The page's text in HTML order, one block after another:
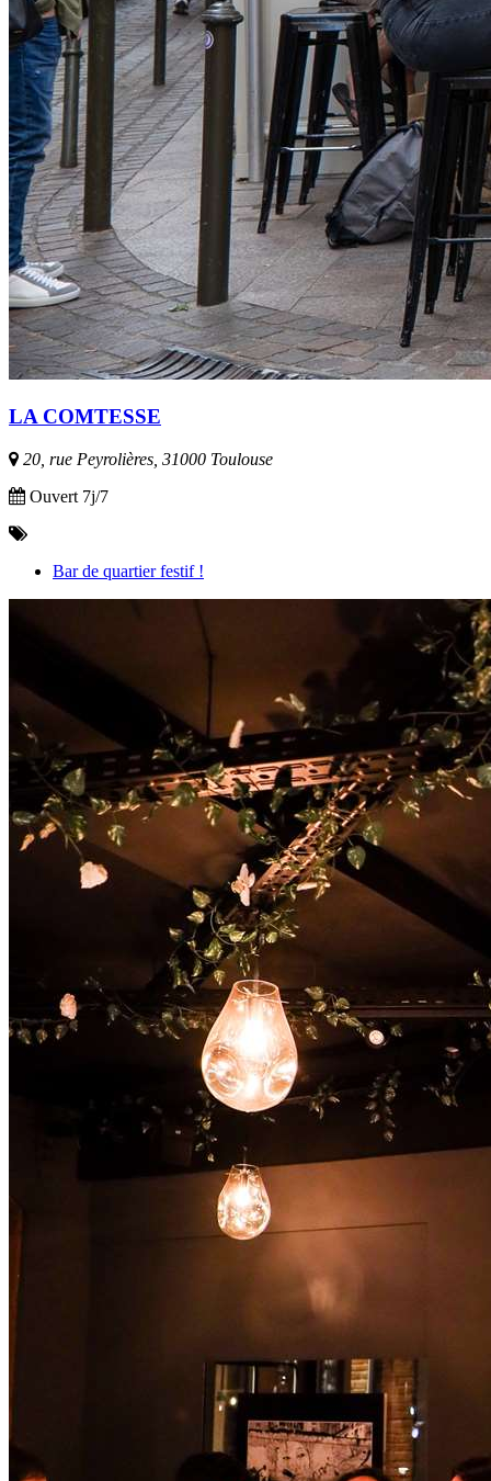
LA COMTESSE
20, rue Peyrolières, 31000 Toulouse
Ouvert 7j/7
Bar de quartier festif !